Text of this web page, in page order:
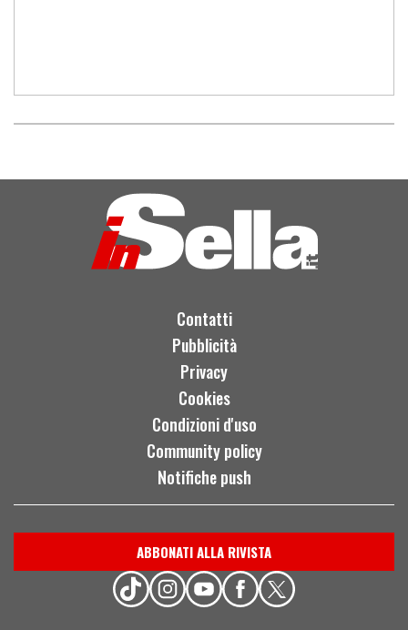
Contatti
Pubblicità
Privacy
Cookies
Condizioni d'uso
Community policy
Notifiche push
ABBONATI ALLA RIVISTA